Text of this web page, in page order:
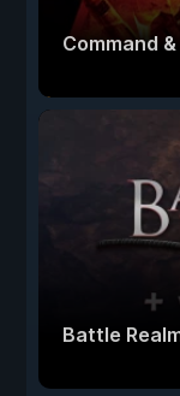
Command
Battle